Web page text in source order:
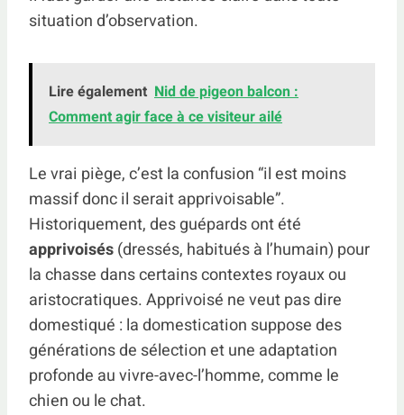
situation d’observation.
Lire également Nid de pigeon balcon :
Comment agir face à ce visiteur ailé
Le vrai piège, c’est la confusion “il est moins
massif donc il serait apprivoisable”.
Historiquement, des guépards ont été
apprivoisés(dressés, habitués à l’humain) pour
la chasse dans certains contextes royaux ou
aristocratiques. Apprivoisé ne veut pas dire
domestiqué : la domestication suppose des
générations de sélection et une adaptation
profonde au vivre-avec-l’homme, comme le
chien ou le chat.